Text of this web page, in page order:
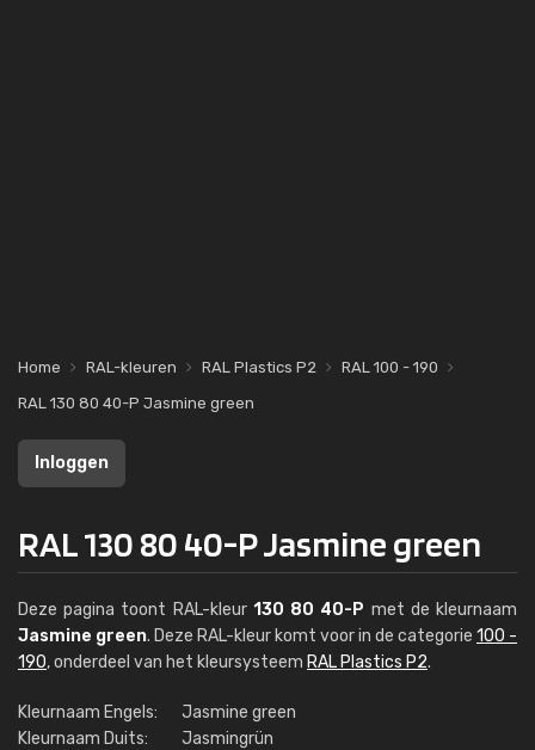
Home RAL-kleuren RAL Plastics P2
RAL 100 - 190
RAL 130 80 40-P Jasmine green
Inloggen
RAL 130 80 40-P Jasmine green
Deze pagina toont RAL-kleur 130 80 40-P met de kleurnaam
Jasmine green. Deze RAL-kleur komt voor in de categorie 100 -
190, onderdeel van het kleursysteem RAL Plastics P2.
Kleurnaam Engels:
Jasmine green
Kleurnaam Duits:
Jasmingrün